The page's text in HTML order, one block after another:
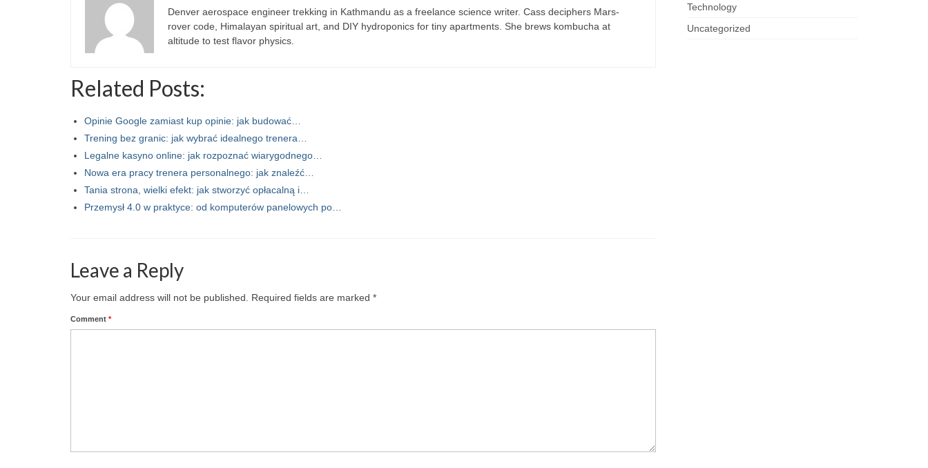
Denver aerospace engineer trekking in Kathmandu as a freelance science writer. Cass deciphers Mars-
rover code, Himalayan spiritual art, and DIY hydroponics for tiny apartments. She brews kombucha at
altitude to test flavor physics.
Related Posts:
Opinie Google zamiast kup opinie: jak budować…
Trening bez granic: jak wybrać idealnego trenera…
Legalne kasyno online: jak rozpoznać wiarygodnego…
Nowa era pracy trenera personalnego: jak znaleźć…
Tania strona, wielki efekt: jak stworzyć opłacalną i…
Przemysł 4.0 w praktyce: od komputerów panelowych po…
Leave a Reply
Your email address will not be published. Required fields are marked *
Comment *
Technology
Uncategorized